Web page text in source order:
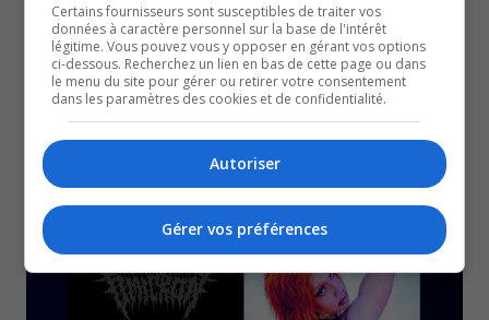
Abitibi-Témiscamingue : Nouvelles projections
démographiques
13 juillet 2026
Certains fournisseurs sont susceptibles de traiter vos
données à caractère personnel sur la base de l'intérêt
légitime. Vous pouvez vous y opposer en gérant vos options
ci-dessous. Recherchez un lien en bas de cette page ou dans
le menu du site pour gérer ou retirer votre consentement
dans les paramètres des cookies et de confidentialité.
Autoriser
Gérer vos préférences